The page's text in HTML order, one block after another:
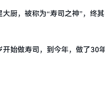
厨，被称为“寿司之神”，终
始做寿司，到今年，做了30